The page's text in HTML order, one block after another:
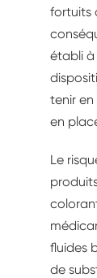
fortuits
établi à
tenir
en
Le
fluides
de